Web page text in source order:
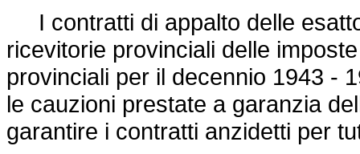
I contratti di appalto delle
ricevitorie provinciali delle
provinciali per il decennio 1943 -
le cauzioni prestate a garanzia
garantire i contratti anzidetti per